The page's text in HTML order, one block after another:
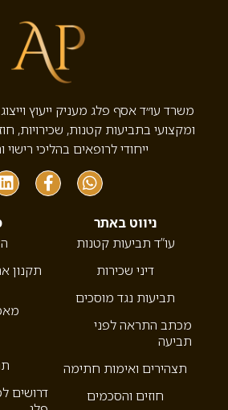
משרד עו״ד אסף פלג מעניק ייעוץ
ומקצועי בתביעות קטנות, שכירויות,
ייחודי לרופאים בהליכי רישוי
ניווט באתר
עו”ד תביעות קטנות
דיני שכירות
תביעות נגד מוסכים
מכתב התראה לפני
תביעה
תצהירים ואימות חתימה
חוזים והסכמים
תקנון
דרושים